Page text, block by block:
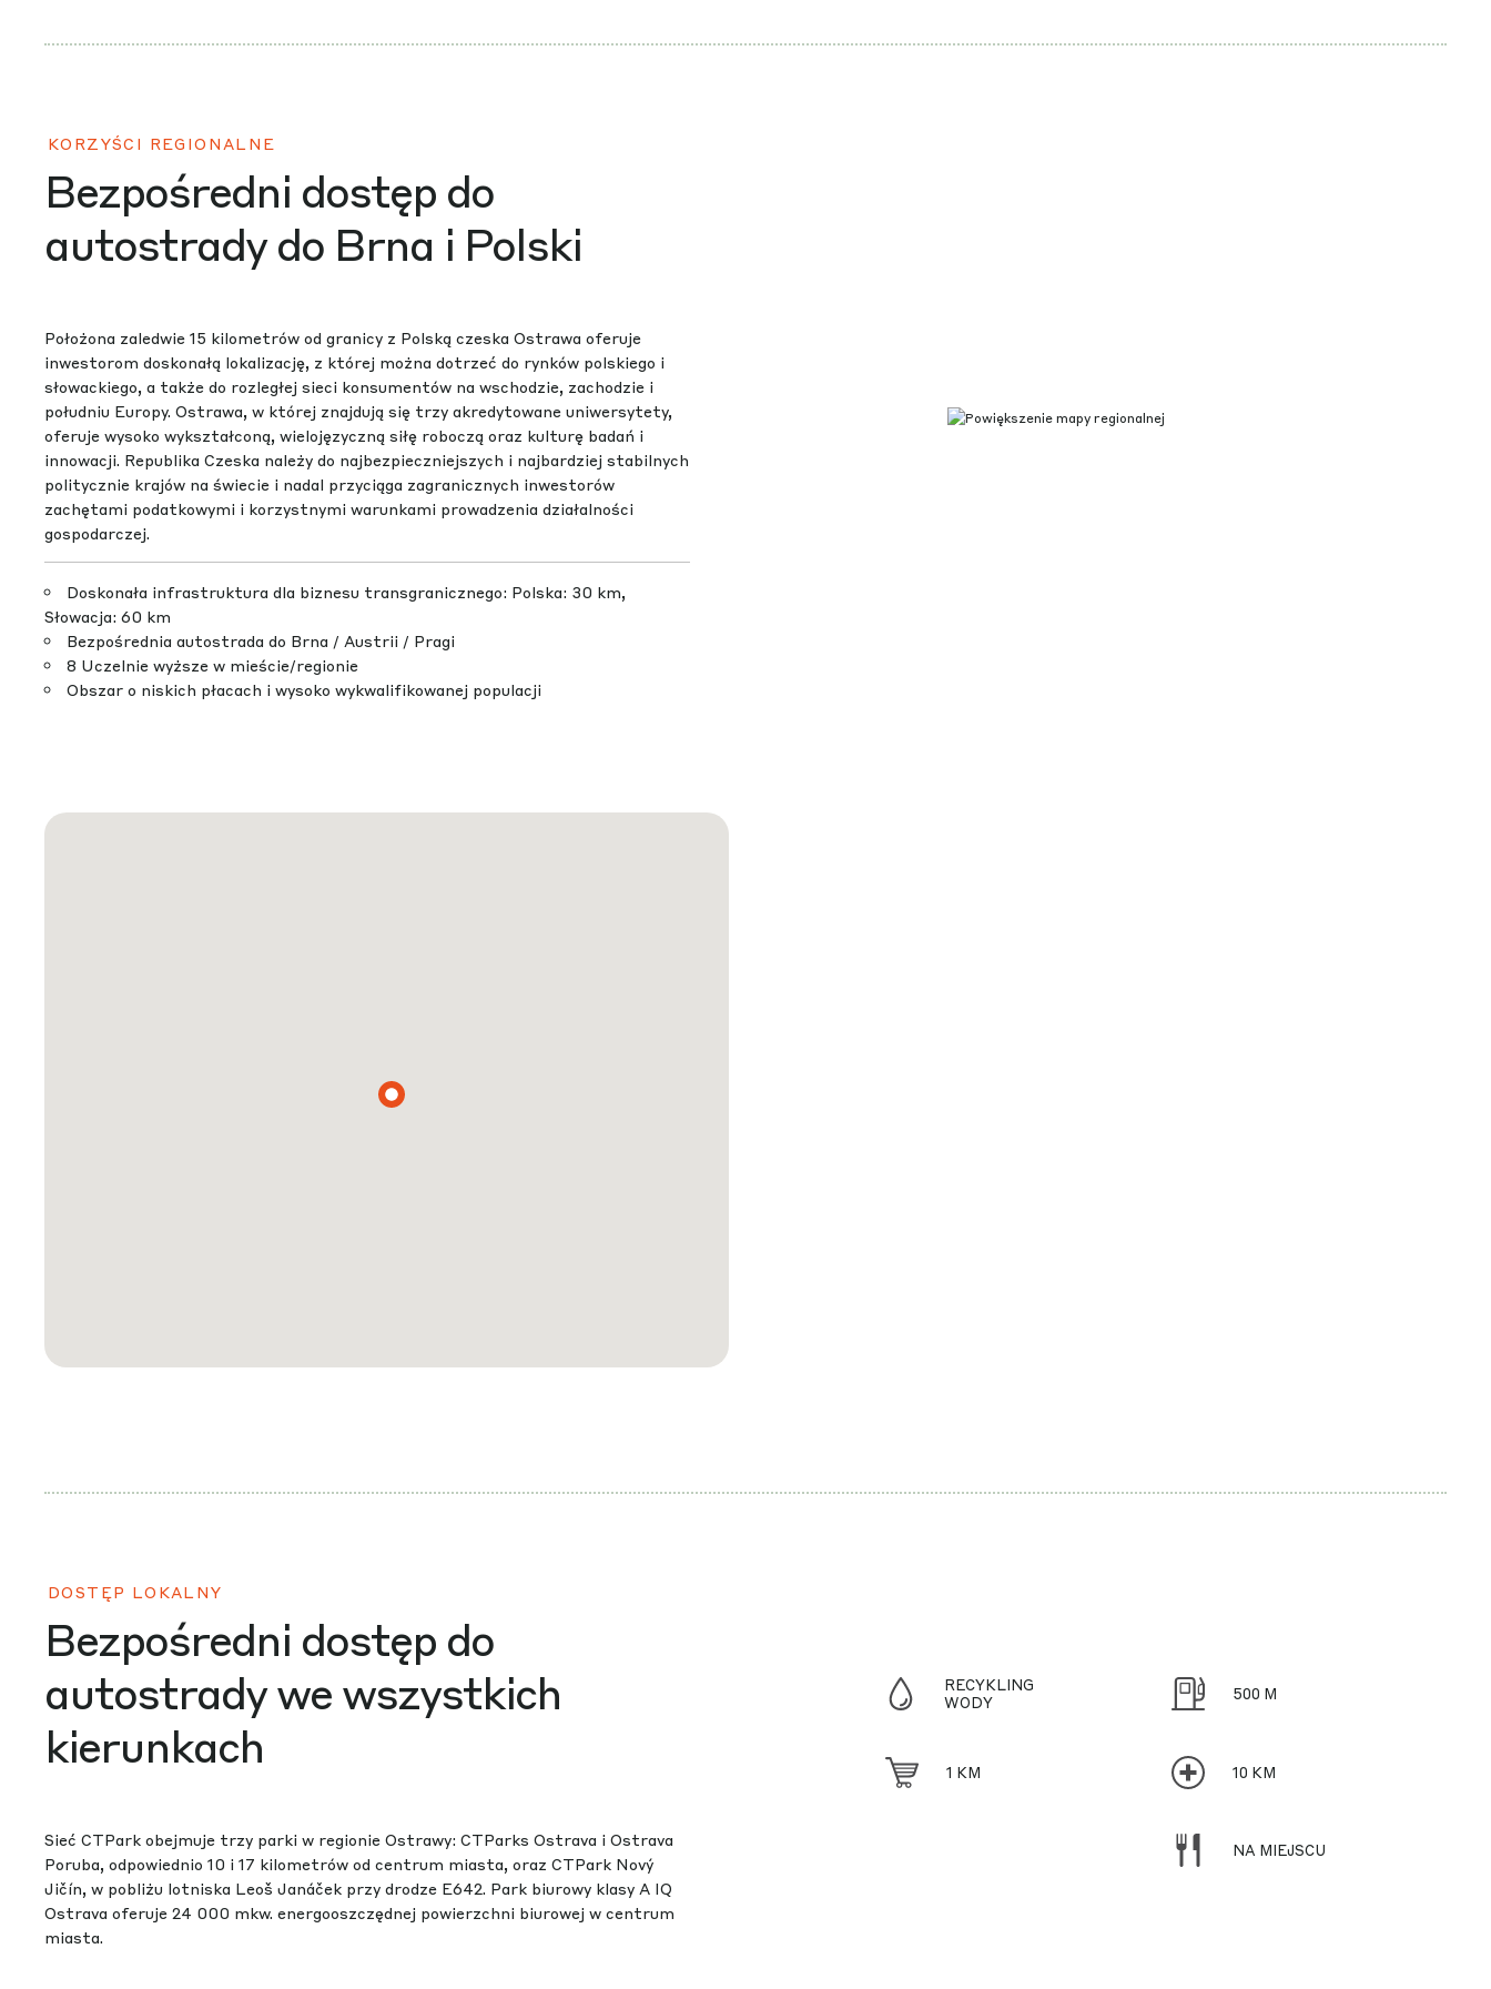
KORZYŚCI REGIONALNE
Bezpośredni dostęp do
autostrady do Brna i Polski
Położona zaledwie 15 kilometrów od granicy z Polską czeska Ostrawa oferuje
inwestorom doskonałą lokalizację, z której można dotrzeć do rynków polskiego i
słowackiego, a także do rozległej sieci konsumentów na wschodzie, zachodzie i
południu Europy. Ostrawa, w której znajdują się trzy akredytowane uniwersytety,
oferuje wysoko wykształconą, wielojęzyczną siłę roboczą oraz kulturę badań i
innowacji. Republika Czeska należy do najbezpieczniejszych i najbardziej stabilnych
politycznie krajów na świecie i nadal przyciąga zagranicznych inwestorów
zachętami podatkowymi i korzystnymi warunkami prowadzenia działalności
gospodarczej.
Doskonała infrastruktura dla biznesu transgranicznego: Polska: 30 km,
Słowacja: 60 km
Bezpośrednia autostrada do Brna / Austrii / Pragi
8 Uczelnie wyższe w mieście/regionie
Obszar o niskich płacach i wysoko wykwalifikowanej populacji
DOSTĘP LOKALNY
Bezpośredni dostęp do
autostrady we wszystkich
kierunkach
Sieć CTPark obejmuje trzy parki w regionie Ostrawy: CTParks Ostrava i Ostrava
Poruba, odpowiednio 10 i 17 kilometrów od centrum miasta, oraz CTPark Nový
Jičín, w pobliżu lotniska Leoš Janáček przy drodze E642. Park biurowy klasy A IQ
Ostrava oferuje 24 000 mkw. energooszczędnej powierzchni biurowej w centrum
miasta.
RECYKLING
WODY
500 M
1 KM 10 KM
NA MIEJSCU